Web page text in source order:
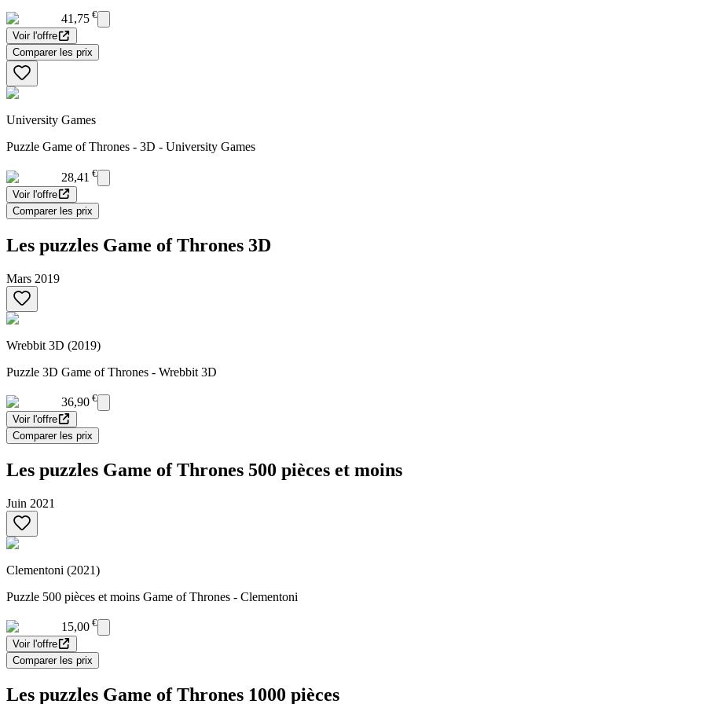
41,75 €
Voir l'offre
Comparer les prix
University Games
Puzzle Game of Thrones - 3D - University Games
28,41 €
Voir l'offre
Comparer les prix
Les puzzles Game of Thrones 3D
Mars 2019
Wrebbit 3D (2019)
Puzzle 3D Game of Thrones - Wrebbit 3D
36,90 €
Voir l'offre
Comparer les prix
Les puzzles Game of Thrones 500 pièces et moins
Juin 2021
Clementoni (2021)
Puzzle 500 pièces et moins Game of Thrones - Clementoni
15,00 €
Voir l'offre
Comparer les prix
Les puzzles Game of Thrones 1000 pièces